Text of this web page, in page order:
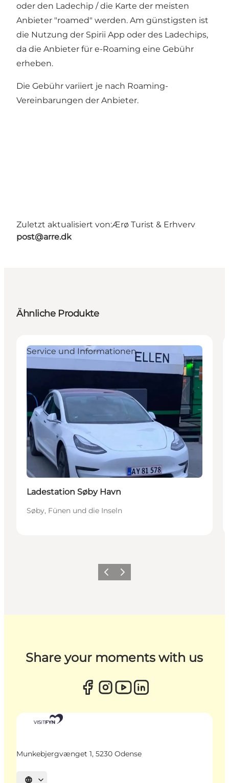
oder den Ladechip / die Karte der meisten
Anbieter "roamed" werden. Am günstigsten ist
die Nutzung der Spirii App oder des Ladechips,
da die Anbieter für e-Roaming eine Gebühr
erheben.
Die Gebühr variiert je nach Roaming-
Vereinbarungen der Anbieter.
Zuletzt aktualisiert von:Ærø Turist & Erhverv
post@arre.dk
Ähnliche Produkte
Service und Informationen
Ladestation Søby Havn
Søby, Fünen und die Inseln
ZurückWeiter
Share your moments with us
Munkebjergvænget 1, 5230 Odense